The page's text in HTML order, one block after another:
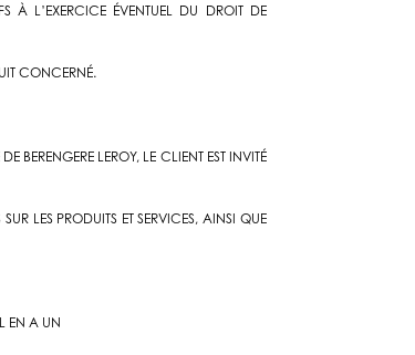
À L’EXERCICE ÉVENTUEL DU DROIT DE
CONCERNÉ.
BERENGERE LEROY, LE CLIENT EST INVITÉ
LES PRODUITS ET SERVICES, AINSI QUE
EN A UN